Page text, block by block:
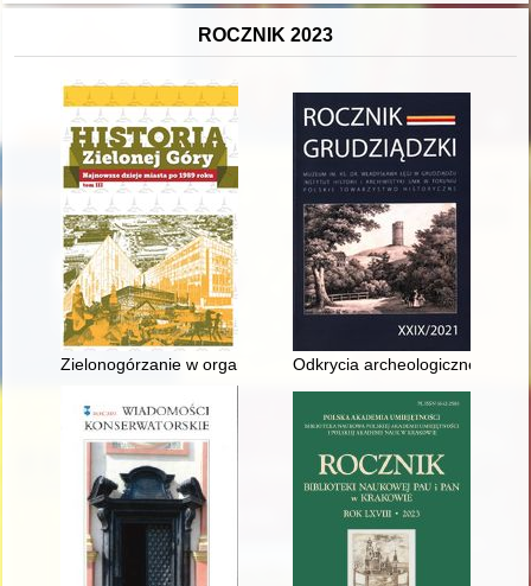
ROCZNIK 2023
Zielonogórzanie w organizacjach pozarządowych
Odkrycia archeologiczne w